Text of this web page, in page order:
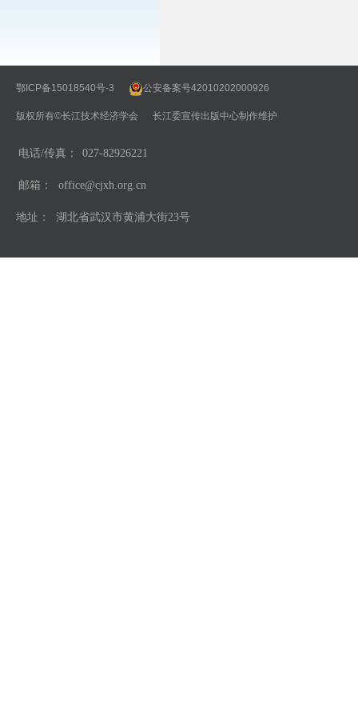
鄂ICP备15018540号-3 公安备案号42010202000926
版权所有©长江技术经济学会 长江委宣传出版中心制作维护
电话/传真： 027-82926221
邮箱： office@cjxh.org.cn
地址： 湖北省武汉市黄浦大街23号